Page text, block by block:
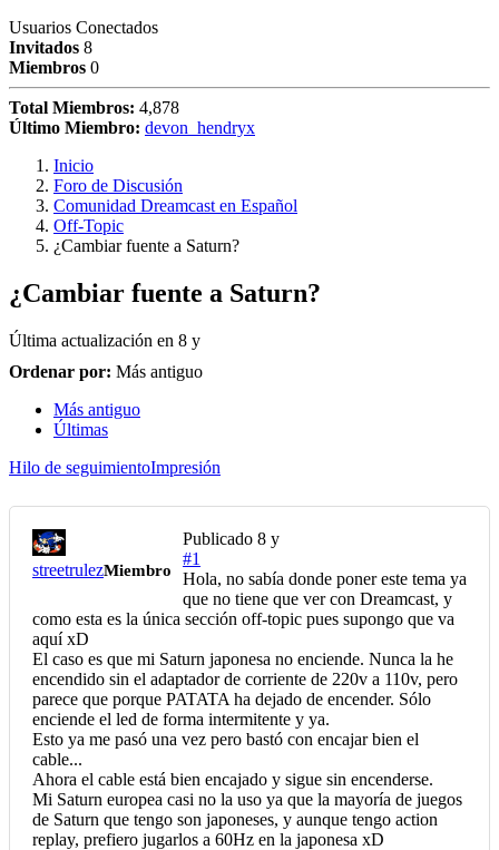
Usuarios Conectados
Invitados 8
Miembros 0
Total Miembros: 4,878
Último Miembro: devon_hendryx
Inicio
Foro de Discusión
Comunidad Dreamcast en Español
Off-Topic
¿Cambiar fuente a Saturn?
¿Cambiar fuente a Saturn?
Última actualización en 8 y
Ordenar por: Más antiguo
Más antiguo
Últimas
Hilo de seguimientoImpresión
streetrulezMiembro
Publicado 8 y
#1
Hola, no sabía donde poner este tema ya
que no tiene que ver con Dreamcast, y
como esta es la única sección off-topic pues supongo que va
aquí xD
El caso es que mi Saturn japonesa no enciende. Nunca la he
encendido sin el adaptador de corriente de 220v a 110v, pero
parece que porque PATATA ha dejado de encender. Sólo
enciende el led de forma intermitente y ya.
Esto ya me pasó una vez pero bastó con encajar bien el
cable...
Ahora el cable está bien encajado y sigue sin encenderse.
Mi Saturn europea casi no la uso ya que la mayoría de juegos
de Saturn que tengo son japoneses, y aunque tengo action
replay, prefiero jugarlos a 60Hz en la japonesa xD